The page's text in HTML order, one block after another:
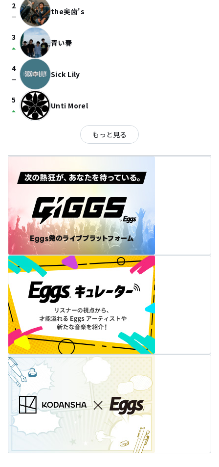
2
check_indeterminate_small the奥歯's
3
arrow_drop_up 青い春
4
check_indeterminate_small Sick Lily
5
arrow_drop_up Unti Morel
もっと見る